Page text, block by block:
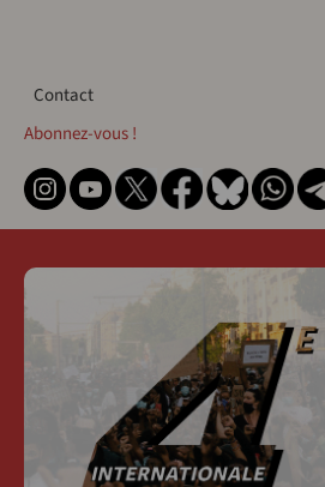
Contact
Contact
Abonnez-vous !